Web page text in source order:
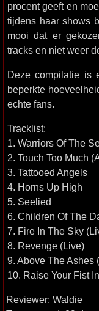
procent geeft en
tijdens haar shows
mooi dat er
tracks en niet weer
Deze compilatie is
beperkte
echte fans.
Tracklist:
1. Warriors Of The
2. Touch Too Much
3. Tattooed Angels
4. Horns Up High
5. Seelied
6. Children Of The
7. Fire In The Sky
8. Revenge (Live)
9. Above The Ashes
10. Raise Your Fist
Reviewer: Waldie